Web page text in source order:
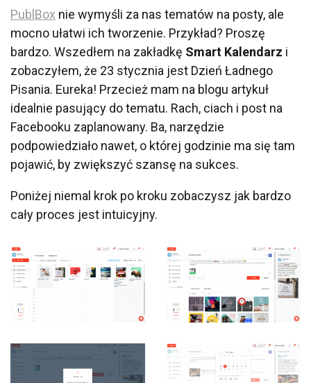
PublBox nie wymyśli za nas tematów na posty, ale
mocno ułatwi ich tworzenie. Przykład? Proszę
bardzo. Wszedłem na zakładkę Smart Kalendarz i
zobaczyłem, że 23 stycznia jest Dzień Ładnego
Pisania. Eureka! Przecież mam na blogu artykuł
idealnie pasujący do tematu. Rach, ciach i post na
Facebooku zaplanowany. Ba, narzędzie
podpowiedziało nawet, o której godzinie ma się tam
pojawić, by zwiększyć szansę na sukces.
Poniżej niemal krok po kroku zobaczysz jak bardzo
cały proces jest intuicyjny.